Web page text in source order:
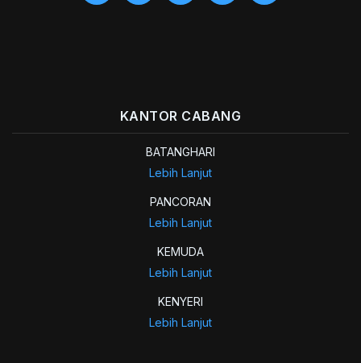
KANTOR CABANG
BATANGHARI
Lebih Lanjut
PANCORAN
Lebih Lanjut
KEMUDA
Lebih Lanjut
KENYERI
Lebih Lanjut